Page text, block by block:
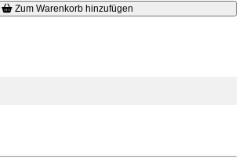
Zum Warenkorb hinzufügen